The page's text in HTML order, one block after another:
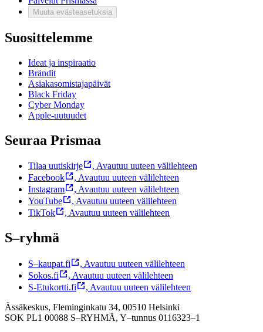
Muuta evästeasetuksia
Suosittelemme
Ideat ja inspiraatio
Brändit
Asiakasomistajapäivät
Black Friday
Cyber Monday
Apple-uutuudet
Seuraa Prismaa
Tilaa uutiskirje , Avautuu uuteen välilehteen
Facebook
, Avautuu uuteen välilehteen
Instagram
, Avautuu uuteen välilehteen
YouTube
, Avautuu uuteen välilehteen
TikTok
, Avautuu uuteen välilehteen
S–ryhmä
S–kaupat.fi , Avautuu uuteen välilehteen
Sokos.fi
, Avautuu uuteen välilehteen
S-Etukortti.fi
, Avautuu uuteen välilehteen
Ässäkeskus, Fleminginkatu 34, 00510 Helsinki
SOK PL1 00088 S–RYHMÄ, Y–tunnus 0116323–1